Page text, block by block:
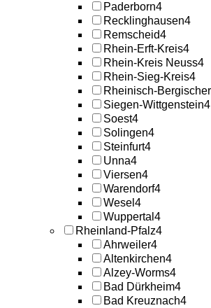
Paderborn4
Recklinghausen4
Remscheid4
Rhein-Erft-Kreis4
Rhein-Kreis Neuss4
Rhein-Sieg-Kreis4
Rheinisch-
Siegen-Wittgenstein4
Soest4
Solingen4
Steinfurt4
Unna4
Viersen4
Warendorf4
Wesel 4
Wuppertal 4
Rheinland-Pfalz4
Ahrweiler4
Altenkirchen4
Alzey-Worms4
Bad Dürkheim4
Bad Kreuznach4